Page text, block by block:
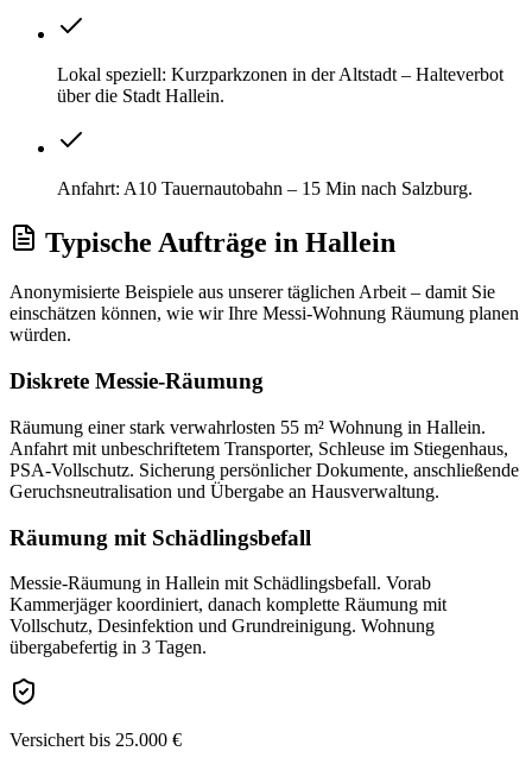
Lokal speziell: Kurzparkzonen in der Altstadt – Halteverbot
über die Stadt Hallein.
Anfahrt: A10 Tauernautobahn – 15 Min nach Salzburg.
Typische Aufträge in Hallein
Anonymisierte Beispiele aus unserer täglichen Arbeit – damit Sie
einschätzen können, wie wir Ihre Messi-Wohnung Räumung planen
würden.
Diskrete Messie-Räumung
Räumung einer stark verwahrlosten 55 m² Wohnung in Hallein.
Anfahrt mit unbeschriftetem Transporter, Schleuse im Stiegenhaus,
PSA-Vollschutz. Sicherung persönlicher Dokumente, anschließende
Geruchsneutralisation und Übergabe an Hausverwaltung.
Räumung mit Schädlingsbefall
Messie-Räumung in Hallein mit Schädlingsbefall. Vorab
Kammerjäger koordiniert, danach komplette Räumung mit
Vollschutz, Desinfektion und Grundreinigung. Wohnung
übergabefertig in 3 Tagen.
Versichert bis 25.000 €